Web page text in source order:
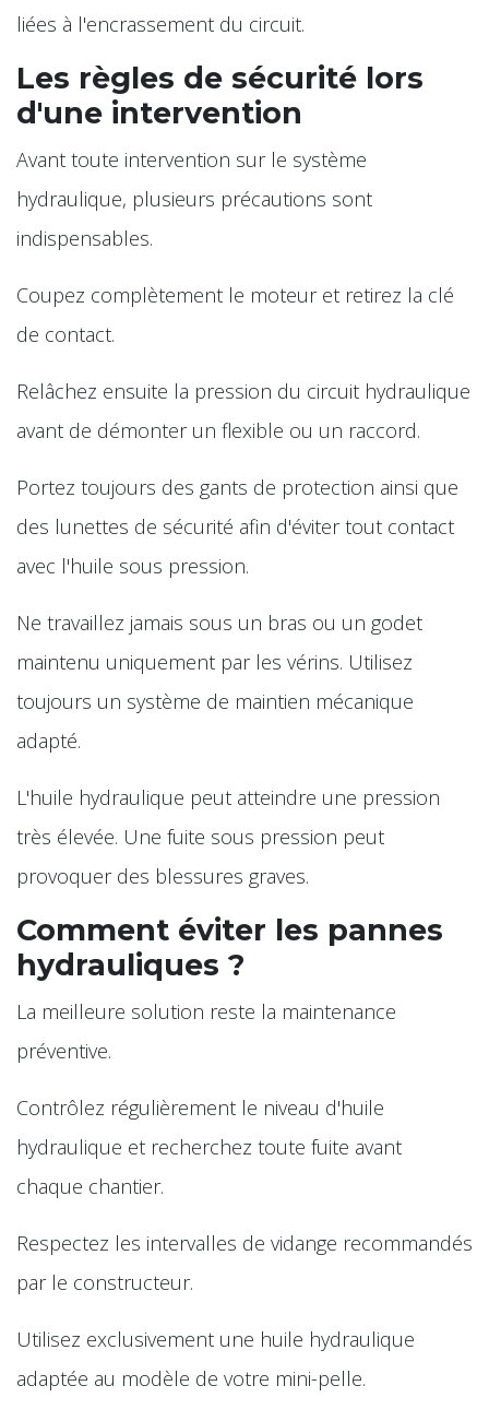
liées à l'encrassement du circuit.
Les règles de sécurité lors
d'une intervention
Avant toute intervention sur le système
hydraulique, plusieurs précautions sont
indispensables.
Coupez complètement le moteur et retirez la clé
de contact.
Relâchez ensuite la pression du circuit hydraulique
avant de démonter un flexible ou un raccord.
Portez toujours des gants de protection ainsi que
des lunettes de sécurité afin d'éviter tout contact
avec l'huile sous pression.
Ne travaillez jamais sous un bras ou un godet
maintenu uniquement par les vérins. Utilisez
toujours un système de maintien mécanique
adapté.
L'huile hydraulique peut atteindre une pression
très élevée. Une fuite sous pression peut
provoquer des blessures graves.
Comment éviter les pannes
hydrauliques ?
La meilleure solution reste la maintenance
préventive.
Contrôlez régulièrement le niveau d'huile
hydraulique et recherchez toute fuite avant
chaque chantier.
Respectez les intervalles de vidange recommandés
par le constructeur.
Utilisez exclusivement une huile hydraulique
adaptée au modèle de votre mini-pelle.